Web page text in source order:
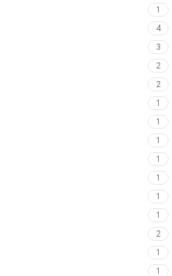
1
4
3
2
2
1
1
1
1
1
1
1
2
1
1